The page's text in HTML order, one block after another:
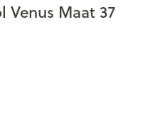
Venus Maat 37